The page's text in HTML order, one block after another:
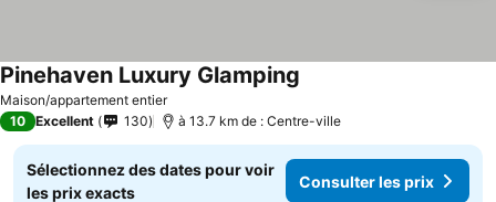
Maison/appartement entier
Pinehaven Luxury Glamping
10 Excellent 130 à 13.7 km de : Centre-ville
Sélectionnez des dates pour voir
les prix exacts
Consulter les prix